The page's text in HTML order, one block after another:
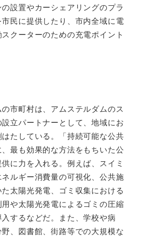
設置やカーシェアリングのプラ
民に提供したり、市内全域に電
クーターのための充電ポイント
市町村は、アムステルダムのス
立パートナーとして、地域にお
たしている。「持続可能な公共
最も効果的な方法をもちいた公
に力を入れる。例えば、スイミ
ルギー消費量の可視化、公共施
太陽光発電、ゴミ収集における
や太陽光発電によるゴミの圧縮
するなどだ。また、学校や病
、図書館、街路等での大規模な